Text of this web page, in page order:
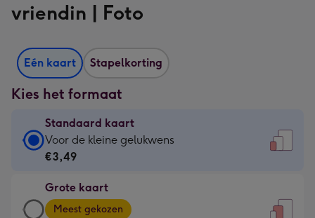
vriendin | Foto
Eén kaart Stapelkorting
Kies het formaat
Standaard kaart
Standaard
kaart
€3,49
-
Voor de kleine gelukwens
€3,49
Grote kaart
Grote
Meest gekozen